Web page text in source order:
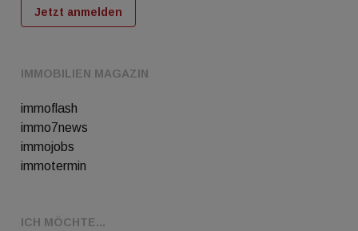
IMMOBILIEN MAGAZIN
immoflash
immo7news
immojobs
immotermin
ICH MÖCHTE...
Jetzt anmelden